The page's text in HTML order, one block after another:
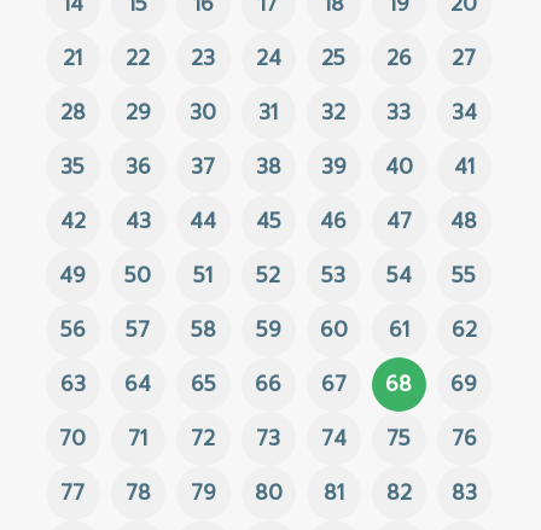
21
22 23 24 25 26
27
28
29 30 31 32 33
34
35
36 37 38 39 40
41
42
43 44 45 46 47
48
49
50 51 52 53 54
55
56
57 58 59 60 61
62
63
64 65 66 67 68
69
70
71 72 73 74 75
76
77
78 79 80 81 82
83